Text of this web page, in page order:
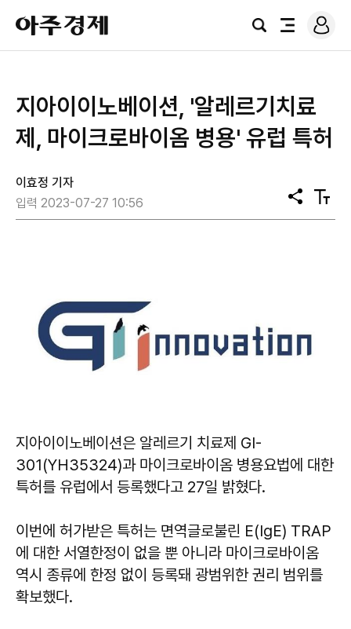
아
주
경
검
전
로
그
지아이이노베이션, '알레르기치료
제, 마이크로바이옴 병용' 유럽 특허
이효정 기자
입력 2023-07-27 10:56
공
유
텍
스
지아이이노베이션은 알레르기 치료제 GI-
301(YH35324)과 마이크로바이옴 병용요법에 대한
특허를 유럽에서 등록했다고 27일 밝혔다.
이번에 허가받은 특허는 면역글로불린 E(IgE) TRAP
에 대한 서열한정이 없을 뿐 아니라 마이크로바이옴
역시 종류에 한정 없이 등록돼 광범위한 권리 범위를
확보했다.